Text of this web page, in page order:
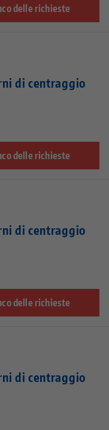
delle richieste
di centraggio
delle richieste
di centraggio
delle richieste
di centraggio